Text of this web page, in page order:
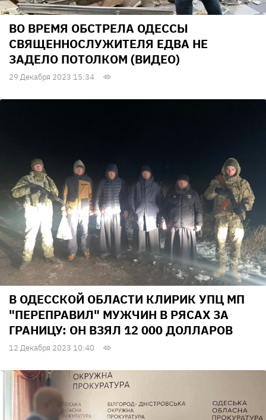
ВО ВРЕМЯ ОБСТРЕЛА ОДЕССЫ
СВЯЩЕННОСЛУЖИТЕЛЯ ЕДВА НЕ
ЗАДЕЛО ПОТОЛКОМ (ВИДЕО)
29 Декабря 2023 15:34
В ОДЕССКОЙ ОБЛАСТИ КЛИРИК УПЦ МП
"ПЕРЕПРАВИЛ" МУЖЧИН В РЯСАХ ЗА
ГРАНИЦУ: ОН ВЗЯЛ 12 000 ДОЛЛАРОВ
12 Декабря 2023 10:40